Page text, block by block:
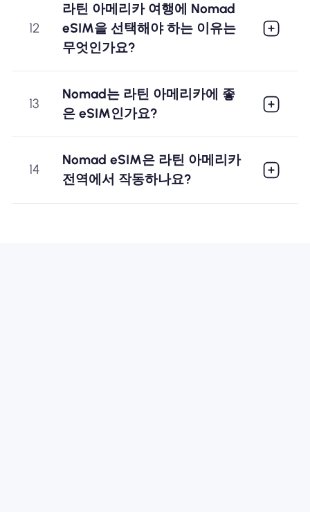
12
라틴 아메리카 여행에 Nomad
eSIM을 선택해야 하는 이유는
무엇인가요?
13
Nomad는 라틴 아메리카에 좋
은 eSIM인가요?
14
Nomad eSIM은 라틴 아메리카
전역에서 작동하나요?